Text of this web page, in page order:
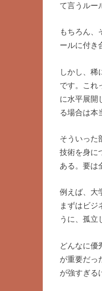
て言うルー
もちろん、
ールに付き
しかし、稀
です。これ
に水平展開
る場合は本
そういった
技術を身に
ある。要は
例えば、大
まずはビジ
うに、孤立
どんなに優
が重要だっ
が強すぎる